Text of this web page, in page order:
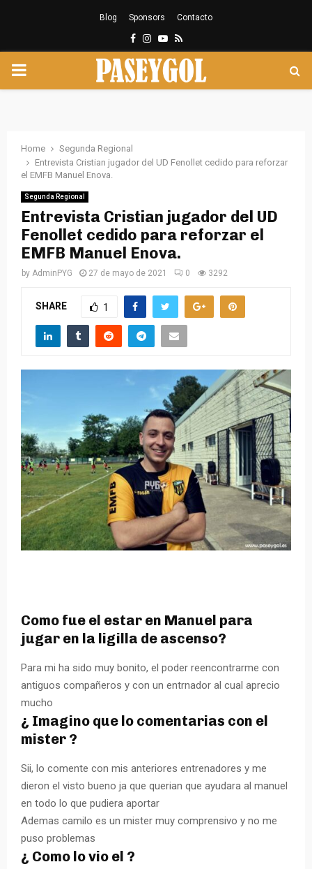
Blog Sponsors Contacto
Facebook
Instagram
Youtube
Rss
PRIMARY
Home
Segunda Regional
Entrevista Cristian jugador del UD Fenollet cedido para reforzar
el EMFB Manuel Enova.
Segunda Regional
Entrevista Cristian jugador del UD
Fenollet cedido para reforzar el
EMFB Manuel Enova.
by AdminPYG 27 de mayo de 2021 0 3292
SHARE 1
Como fue el estar en Manuel para
jugar en la ligilla de ascenso?
Para mi ha sido muy bonito, el poder reencontrarme con
antiguos compañeros y con un entrnador al cual aprecio
mucho
¿ Imagino que lo comentarias con el
mister ?
Sii, lo comente con mis anteriores entrenadores y me
dieron el visto bueno ja que querian que ayudara al manuel
en todo lo que pudiera aportar
Ademas camilo es un mister muy comprensivo y no me
puso problemas
¿ Como lo vio el ?